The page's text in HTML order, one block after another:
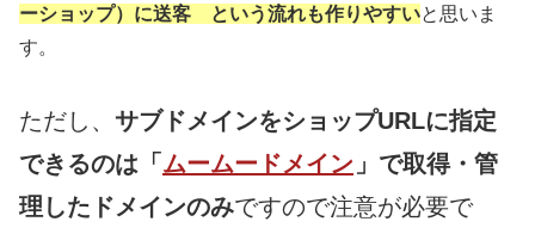
ーショップ）に送客 という流れも作りやすいと思いま
す。
ただし、 サブドメインをショップURLに指定
できるのは「ムームードメイン 」で取得・管
理したドメインのみですので注意が必要で